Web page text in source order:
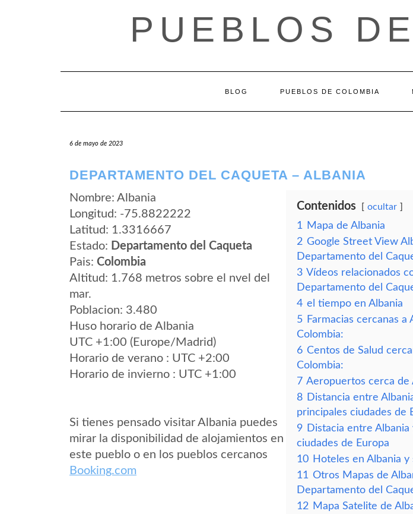
PUEBLOS
BLOG PUEBLOS DE COLOMBIA
6 de mayo de 2023
DEPARTAMENTO DEL CAQUETA – ALBANIA
Nombre: Albania
Longitud: -75.8822222
Latitud: 1.3316667
Estado: Departamento del Caqueta
Pais: Colombia
Altitud: 1.768 metros sobre el nvel del
mar.
Poblacion: 3.480
Huso horario de Albania
UTC +1:00 (Europe/Madrid)
Horario de verano : UTC +2:00
Horario de invierno : UTC +1:00
Si tienes pensado visitar Albania puedes
mirar la disponibilidad de alojamientos en
este pueblo o en los pueblos cercanos
Booking.com
Contenidos ocultar
1
Mapa de Albania
2 Google Street View
Departamento del
3 Vídeos relacionados
Departamento del
4 el tiempo en Albania
5 Farmacias cercanas a
Colombia:
6 Centos de Salud
Colombia:
7 Aeropuertos cerca de
8 Distancia entre
principales ciudades de
9 Distacia entre Albania
ciudades de Europa
10 Hoteles en Albania
11 Otros Mapas de
Departamento del
12 Mapa Satelite de